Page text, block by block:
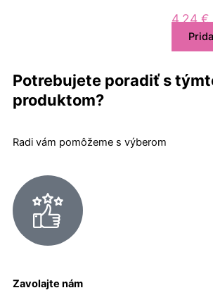
4,24€
Potrebujete poradiť s
produktom?
Radi vám pomôžeme s výberom
Zavolajte nám